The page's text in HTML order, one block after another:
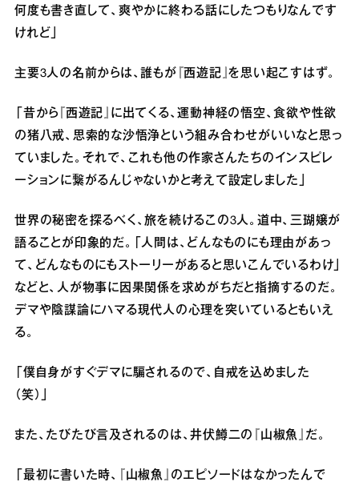
何度も書き直して、爽やかに終わる話にしたつもりなんです
けれど」
主要3人の名前からは、誰もが『西遊記』を思い起こすはず。
「昔から『西遊記』に出てくる、運動神経の悟空、食欲や性欲
の猪八戒、思索的な沙悟浄という組み合わせがいいなと思っ
ていました。それで、これも他の作家さんたちのインスピレ
ーションに繋がるんじゃないかと考えて設定しました」
世界の秘密を探るべく、旅を続けるこの3人。道中、三瑚嬢が
語ることが印象的だ。「人間は、どんなものにも理由があっ
て、どんなものにもストーリーがあると思いこんでいるわけ」
などと、人が物事に因果関係を求めがちだと指摘するのだ。
デマや陰謀論にハマる現代人の心理を突いているともいえ
る。
「僕自身がすぐデマに騙されるので、自戒を込めました
（笑）」
また、たびたび言及されるのは、井伏鱒二の『山椒魚』だ。
「最初に書いた時、『山椒魚』のエピソードはなかったんで